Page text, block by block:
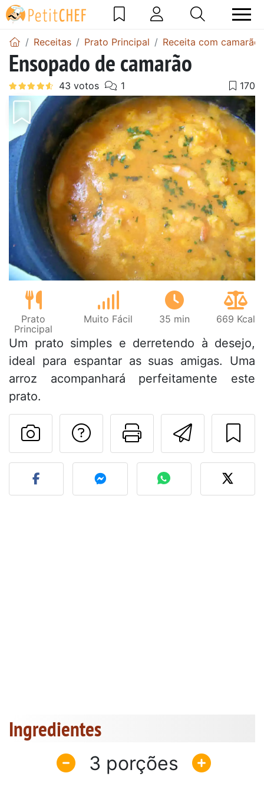
Receitas Prato Principal Receita com camarão
Ensopado de camarão
Prato
Principal
Muito Fácil 35 min 669 Kcal
Um prato simples e derretendo à desejo,
ideal para espantar as suas amigas. Uma
arroz acompanhará perfeitamente este
prato.
Imprima
Falar com o autor
Fez esta receita?
Ingredientes
3